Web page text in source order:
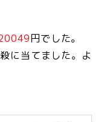
円でした。
に当てました。よ